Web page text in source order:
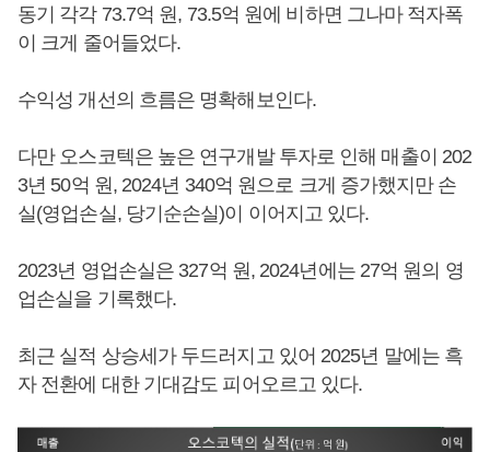
동기 각각 73.7억 원, 73.5억 원에 비하면 그나마 적자폭
이 크게 줄어들었다.
수익성 개선의 흐름은 명확해보인다.
다만 오스코텍은 높은 연구개발 투자로 인해 매출이 202
3년 50억 원, 2024년 340억 원으로 크게 증가했지만 손
실(영업손실, 당기순손실)이 이어지고 있다.
2023년 영업손실은 327억 원, 2024년에는 27억 원의 영
업손실을 기록했다.
최근 실적 상승세가 두드러지고 있어 2025년 말에는 흑
자 전환에 대한 기대감도 피어오르고 있다.